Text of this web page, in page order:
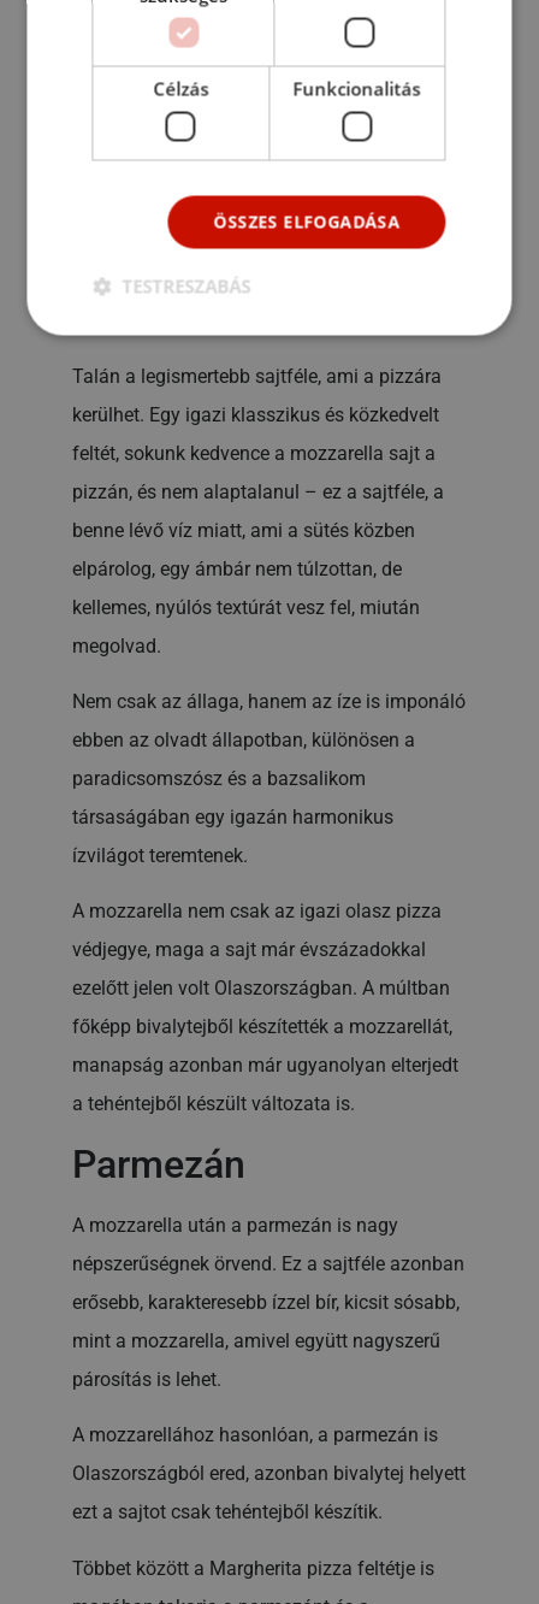
vagy akár egyedi kombója, amikor a pizzákra
Azonban pizzafeltétek közül is van olyan,
amik szinte már klasszikusok és igazi
kivételek. Néhány sajtféle kifejezetten
népszerűvé vált, mint pizzafeltét.
Talán a legismertebb sajtféle, ami a pizzára
kerülhet. Egy igazi klasszikus és közkedvelt
feltét, sokunk kedvence a mozzarella sajt a
pizzán, és nem alaptalanul – ez a sajtféle, a
benne lévő víz miatt, ami a sütés közben
elpárolog, egy ámbár nem túlzottan, de
kellemes, nyúlós textúrát vesz fel, miután
megolvad.
Nem csak az állaga, hanem az íze is imponáló
ebben az olvadt állapotban, különösen a
paradicsomszósz és a bazsalikom
társaságában egy igazán harmonikus
ízvilágot teremtenek.
A mozzarella nem csak az igazi olasz pizza
védjegye, maga a sajt már évszázadokkal
ezelőtt jelen volt Olaszországban. A múltban
főképp bivalytejből készítették a mozzarellát,
manapság azonban már ugyanolyan elterjedt
a tehéntejből készült változata is.
Parmezán
A mozzarella után a parmezán is nagy
népszerűségnek örvend. Ez a sajtféle azonban
erősebb, karakteresebb ízzel bír, kicsit sósabb,
mint a mozzarella, amivel együtt nagyszerű
párosítás is lehet.
A mozzarellához hasonlóan, a parmezán is
Olaszországból ered, azonban bivalytej helyett
ezt a sajtot csak tehéntejből készítik.
Többet között a Margherita pizza feltétje is
Célzás Funkcionalitás
ÖSSZES ELFOGADÁSA
TESTRESZABÁS